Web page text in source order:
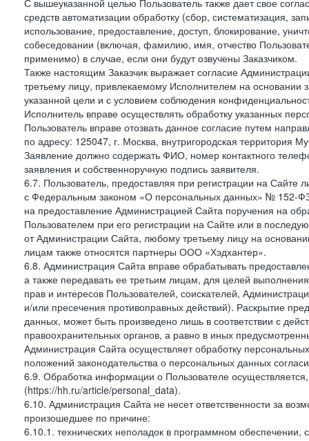
С вышеуказанной целью Пользователь также дает свое
средств автоматизации обработку (сбор, систематизация,
использование, предоставление, доступ, блокирование,
собеседовании (включая, фамилию, имя, отчество
применимо) в случае, если они будут озвучены Заказчиком.
Также настоящим Заказчик выражает согласие
третьему лицу, привлекаемому Исполнителем на основании
указанной цели и с условием соблюдения
Исполнитель вправе осуществлять обработку указанных
Пользователь вправе отозвать данное согласие путем
по адресу: 125047, г. Москва, внутригородская территория
Заявление должно содержать ФИО, номер контактного
заявления и собственноручную подпись заявителя.
6.7. Пользователь, предоставляя при регистрации на
с Федеральным законом «О персональных данных» № 152-
на предоставление Администрацией Сайта поручения на
Пользователем при его регистрации на Сайте или в
от Администрации Сайта, любому третьему лицу на
лицам также относятся партнеры ООО «Хэдхантер».
6.8. Администрация Сайта вправе обрабатывать
а также передавать ее третьим лицам, для целей
прав и интересов Пользователей, соискателей,
и/или пресечения противоправных действий). Раскрытие
данных, может быть произведено лишь в соответствии с
правоохранительных органов, а равно в иных
Администрация Сайта осуществляет обработку
положений законодательства о персональных данных
6.9. Обработка информации о Пользователе
(https://hh.ru/article/personal_data).
6.10. Администрация Сайта не несет ответственности за
произошедшее по причине:
6.10.1. технических неполадок в программном